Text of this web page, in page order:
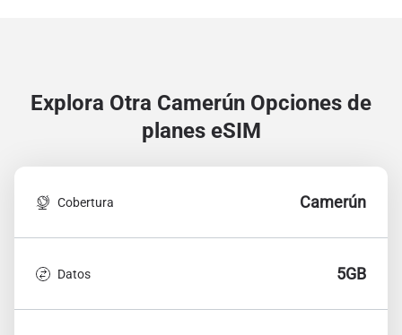
Explora Otra Camerún Opciones de
planes eSIM
Cobertura Camerún
Datos 5GB